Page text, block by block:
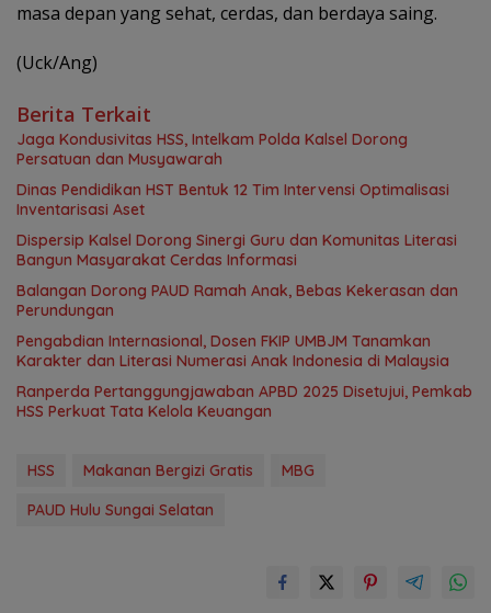
masa depan yang sehat, cerdas, dan berdaya saing.
(Uck/Ang)
Berita Terkait
Jaga Kondusivitas HSS, Intelkam Polda Kalsel Dorong
Persatuan dan Musyawarah
Dinas Pendidikan HST Bentuk 12 Tim Intervensi Optimalisasi
Inventarisasi Aset
Dispersip Kalsel Dorong Sinergi Guru dan Komunitas Literasi
Bangun Masyarakat Cerdas Informasi
Balangan Dorong PAUD Ramah Anak, Bebas Kekerasan dan
Perundungan
Pengabdian Internasional, Dosen FKIP UMBJM Tanamkan
Karakter dan Literasi Numerasi Anak Indonesia di Malaysia
Ranperda Pertanggungjawaban APBD 2025 Disetujui, Pemkab
HSS Perkuat Tata Kelola Keuangan
HSS Makanan Bergizi Gratis
MBG
PAUD Hulu Sungai Selatan